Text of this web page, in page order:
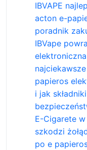
IBVAPE
acton e-
poradnik
IBVape
papieros
i jak
E-Cigarete
szkodzi
po e